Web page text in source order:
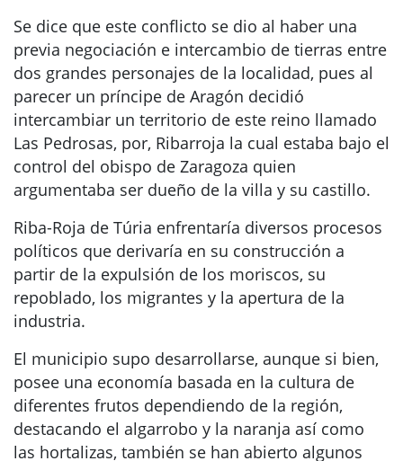
Se dice que este conflicto se dio al haber una
previa negociación e intercambio de tierras entre
dos grandes personajes de la localidad, pues al
parecer un príncipe de Aragón decidió
intercambiar un territorio de este reino llamado
Las Pedrosas, por, Ribarroja la cual estaba bajo el
control del obispo de Zaragoza quien
argumentaba ser dueño de la villa y su castillo.
Riba-Roja de Túria enfrentaría diversos procesos
políticos que derivaría en su construcción a
partir de la expulsión de los moriscos, su
repoblado, los migrantes y la apertura de la
industria.
El municipio supo desarrollarse, aunque si bien,
posee una economía basada en la cultura de
diferentes frutos dependiendo de la región,
destacando el algarrobo y la naranja así como
las hortalizas, también se han abierto algunos